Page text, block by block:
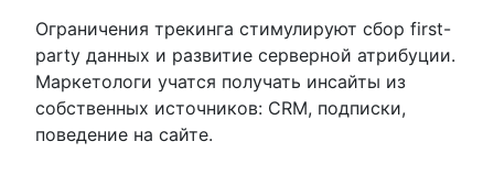
Ограничения трекинга стимулируют сбор first-
party данных и развитие серверной атрибуции.
Маркетологи учатся получать инсайты из
собственных источников: CRM, подписки,
поведение на сайте.